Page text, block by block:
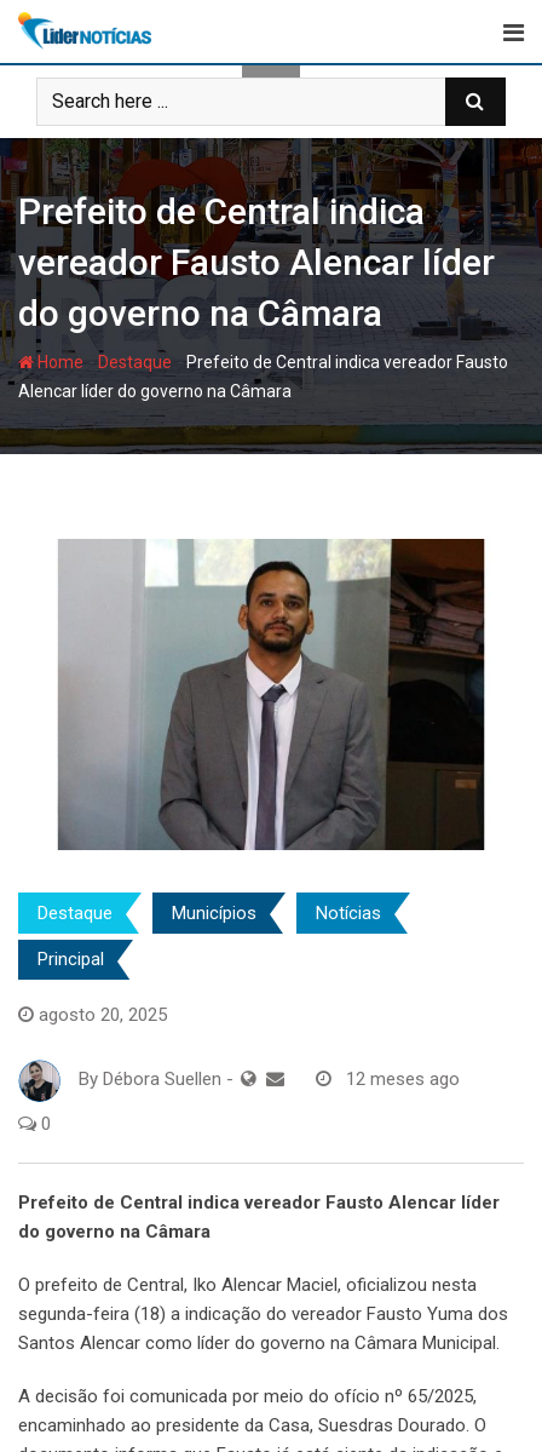
Skip
content
Prefeito de Central indica
vereador Fausto Alencar líder
do governo na Câmara
Home - Destaque - Prefeito de Central indica vereador Fausto
Alencar líder do governo na Câmara
Destaque Municípios Notícias
Principal
agosto 20, 2025
By Débora Suellen - 12 meses ago
0
Prefeito de Central indica vereador Fausto Alencar líder
do governo na Câmara
O prefeito de Central, Iko Alencar Maciel, oficializou nesta
segunda-feira (18) a indicação do vereador Fausto Yuma dos
Santos Alencar como líder do governo na Câmara Municipal.
A decisão foi comunicada por meio do ofício nº 65/2025,
encaminhado ao presidente da Casa, Suesdras Dourado. O